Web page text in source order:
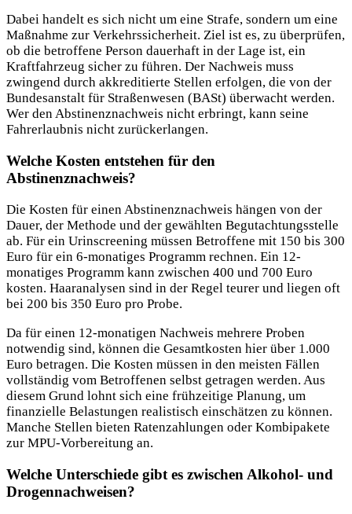
Dabei handelt es sich nicht um eine Strafe, sondern um eine
Maßnahme zur Verkehrssicherheit. Ziel ist es, zu überprüfen,
ob die betroffene Person dauerhaft in der Lage ist, ein
Kraftfahrzeug sicher zu führen. Der Nachweis muss
zwingend durch akkreditierte Stellen erfolgen, die von der
Bundesanstalt für Straßenwesen (BASt) überwacht werden.
Wer den Abstinenznachweis nicht erbringt, kann seine
Fahrerlaubnis nicht zurückerlangen.
Welche Kosten entstehen für den
Abstinenznachweis?
Die Kosten für einen Abstinenznachweis hängen von der
Dauer, der Methode und der gewählten Begutachtungsstelle
ab. Für ein Urinscreening müssen Betroffene mit 150 bis 300
Euro für ein 6-monatiges Programm rechnen. Ein 12-
monatiges Programm kann zwischen 400 und 700 Euro
kosten. Haaranalysen sind in der Regel teurer und liegen oft
bei 200 bis 350 Euro pro Probe.
Da für einen 12-monatigen Nachweis mehrere Proben
notwendig sind, können die Gesamtkosten hier über 1.000
Euro betragen. Die Kosten müssen in den meisten Fällen
vollständig vom Betroffenen selbst getragen werden. Aus
diesem Grund lohnt sich eine frühzeitige Planung, um
finanzielle Belastungen realistisch einschätzen zu können.
Manche Stellen bieten Ratenzahlungen oder Kombipakete
zur MPU-Vorbereitung an.
Welche Unterschiede gibt es zwischen Alkohol- und
Drogennachweisen?